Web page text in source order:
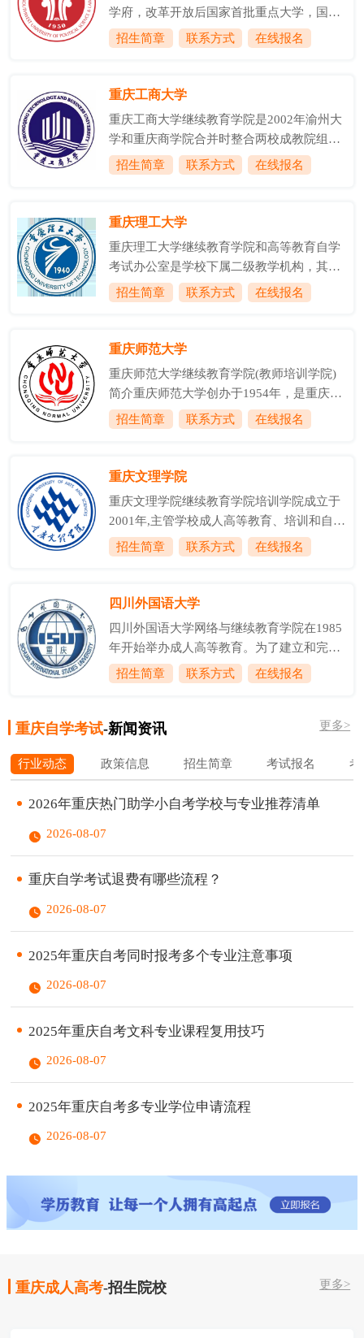
学府，改革开放后国家首批重点大学，国家
首批卓越法律人才教育培养基地，教育部与
重庆市人民政府共建高校，来华留学生中国
能力提升计划入选高校。学校前身为1950年
学。1953年，以西南人民革命大学政法系为
基础，合并当时的重庆大学、四川大学、云
南大学、贵州大学等法律院系，挂牌成立西
1978年，被国务院批准为全国重点大
学;199...
招生简章 联系方式 在线报名
重庆工商大学
重庆工商大学继续教育学院是2002年渝州大
学和重庆商学院合并时整合两校成教院组建
的直属单位，是学校继续教育的归口管理部
门和开展继续教育的办学主体，也是学校服
个科室;现有在职人员19人。重庆工商大学继
展过程中，坚守国家的教育政策和法律法
规，积极与地方政府和企事业单位合作，坚
定走联合办学之路;不断调整专业设置，以适
立、合并、改革等发展过程后，我校继续教
育形成了...
招生简章 联系方式 在线报名
重庆理工大学
重庆理工大学继续教育学院和高等教育自学
考试办公室是学校下属二级教学机构，其主
要职责是归口管理学校所开展的成人高等学
历教育、高等教育自学考试助学以及非学历
办公室)、成教部、自考部、培训部等四个科
训培养基地、重庆市退役军人职业技能培训
基地和重庆理工士继人才培训有限公司、。
学校从1990年开始举办成人高等教育，1994
重庆直辖后首批被重庆市教委和重庆...
招生简章 联系方式 在线报名
重庆师范大学
重庆师范大学继续教育学院(教师培训学院)
简介重庆师范大学创办于1954年，是重庆市
人民政府举办的全日制综合性普通本科院
校，是西部教师教育事业的重要基地之一，
校1986年获批硕士学位授予单位，2003年更
推免单位，2018年获批博士学位授予单位，
2020年综合实力跃升全国高校前200名。校
园面积2688亩, 包括大学城、沙坪坝和北碚
院校之一。学历...
招生简章 联系方式 在线报名
重庆文理学院
重庆文理学院继续教育学院培训学院成立于
2001年,主管学校成人高等教育、培训和自考
社考工作。下设综合办公室、学历教育办公
室、教师培训部、市场拓展部四个科室，现
士学历12人，在读博士4人，兼职硕士生导
长和幼儿园园长培训基地，是重庆市中小学
教师、职教师资和幼儿教师培训基地；是重
庆市专业技术人员继续教育基地、重庆市工
考试考点、全国公共英语考试考点、全国计
招生简章 联系方式 在线报名
四川外国语大学
四川外国语大学网络与继续教育学院在1985
年开始举办成人高等教育。为了建立和完善
独立自主的办学机制、大力发展继续教育，
我校成人教育处（管理部门）和成教部（教
院，集管理和教学职能于一体。2000年5
业技术学院（后更名为应用外语学院），两
块牌子一套班子，开展统招高职专本科教
育。随着成人高等教育、高等教育自学考试
院。...
招生简章 联系方式 在线报名
重庆自学考试-新闻资讯 更多>
行业动态 政策信息 招生简章 考试报名 考
2026年重庆热门助学小自考学校与专业推荐清单
2026-08-07
重庆自学考试退费有哪些流程？
2026-08-07
2025年重庆自考同时报考多个专业注意事项
2026-08-07
2025年重庆自考文科专业课程复用技巧
2026-08-07
2025年重庆自考多专业学位申请流程
2026-08-07
重庆成人高考-招生院校 更多>